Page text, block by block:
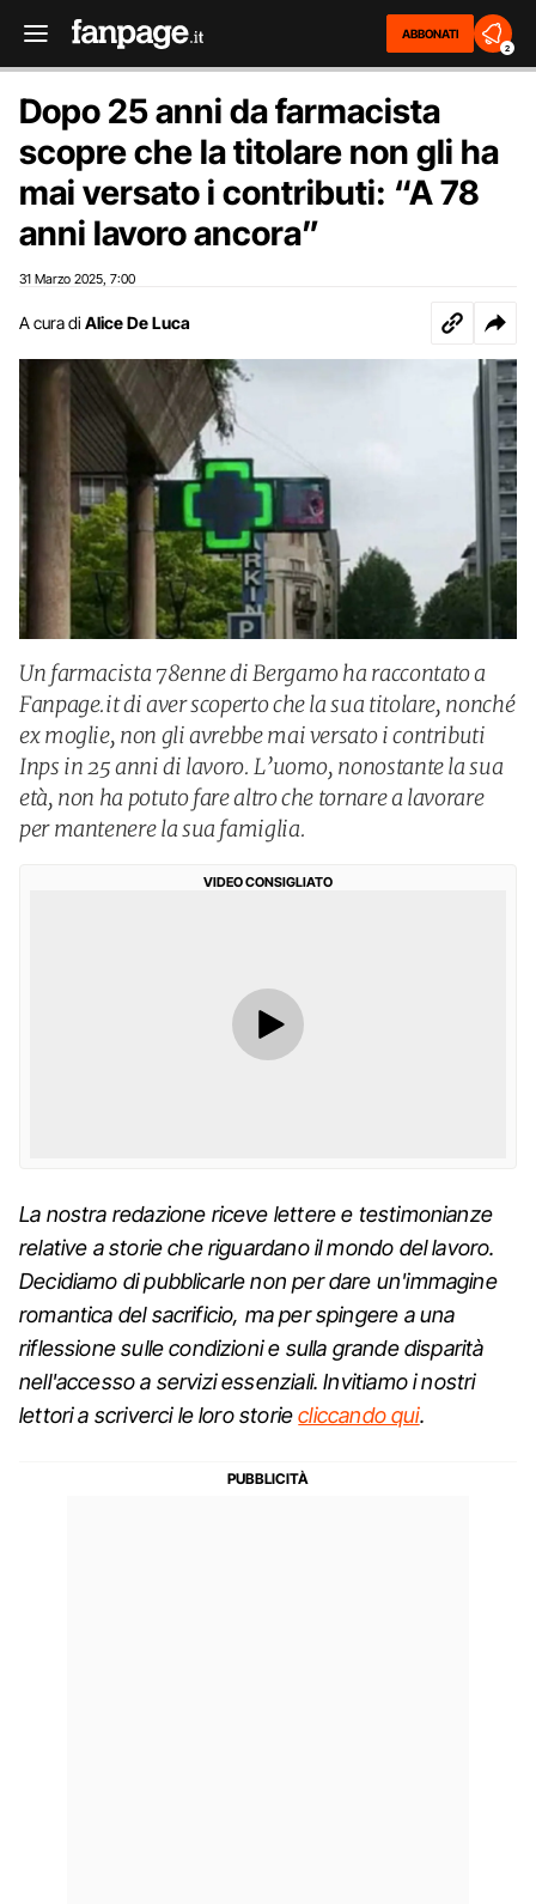
ABBONATI
2
Dopo 25 anni da farmacista
scopre che la titolare non gli ha
mai versato i contributi: “A 78
anni lavoro ancora”
31 Marzo 2025 7:00
A cura di Alice De Luca
Un farmacista 78enne di Bergamo ha raccontato a
Fanpage.it di aver scoperto che la sua titolare, nonché
ex moglie, non gli avrebbe mai versato i contributi
Inps in 25 anni di lavoro. L’uomo, nonostante la sua
età, non ha potuto fare altro che tornare a lavorare
per mantenere la sua famiglia.
VIDEO CONSIGLIATO
La nostra redazione riceve lettere e testimonianze
relative a storie che riguardano il mondo del lavoro.
Decidiamo di pubblicarle non per dare un'immagine
romantica del sacrificio, ma per spingere a una
riflessione sulle condizioni e sulla grande disparità
nell'accesso a servizi essenziali. Invitiamo i nostri
lettori a scriverci le loro storiecliccando qui.